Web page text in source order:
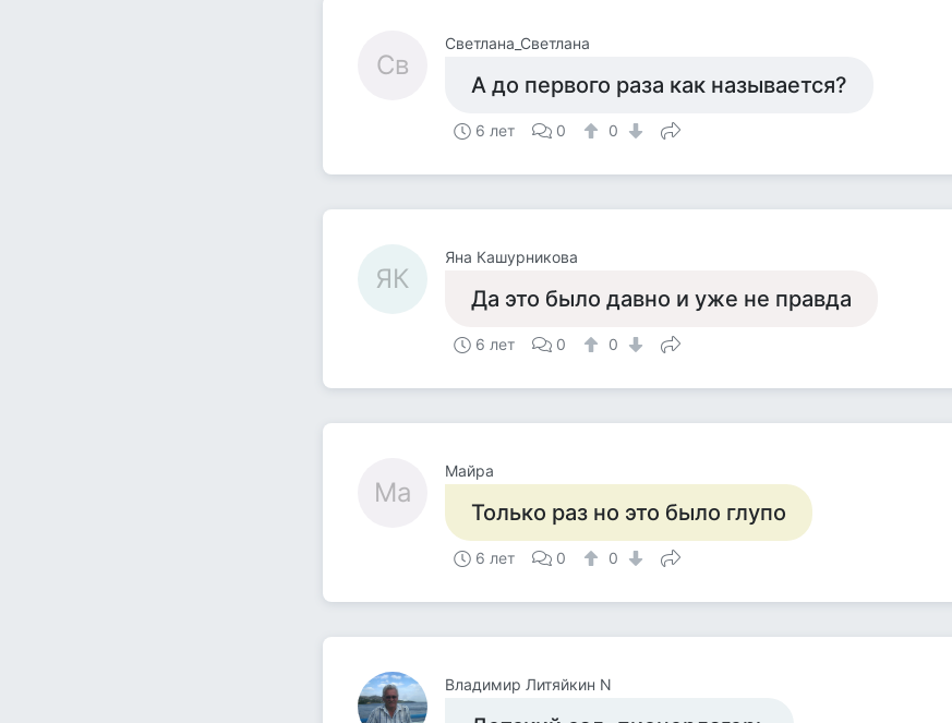
Св
Светлана_Светлана
А до первого раза как называется?
6 лет 0 0
ЯК
Яна Кашурникова
Да это было давно и уже не правда
6 лет 0 0
Ма
Майра
Только раз но это было глупо
6 лет 0 0
Владимир Литяйкин N